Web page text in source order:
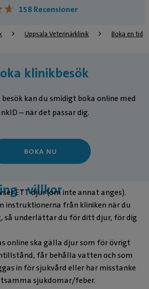
★
★ 158 Recensioner
Uppsala Veterinärklinik Boka en tid
klinikbesök
kan du smidigt boka online med
– när det passar dig.
BOKA NU
- villkor
ETT djur (om inte annat anges).
instruktionerna från kliniken när du
så underlättar du för ditt djur, för dig
online ska gälla djur som för övrigt
får behålla vatten och som
in för sjukvård eller har misstanke
sjukdomar/feber.